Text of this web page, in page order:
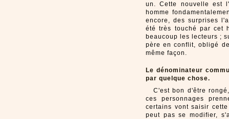
un. Cette nouvelle est
homme
encore, des surprises
été très touché par cet
beaucoup les lecteurs ;
père en conflit, obligé
même façon.
Le dénominateur
par quelque chose.
C'est bon d'être
ces personnages
certains vont saisir
peut pas se modifier,